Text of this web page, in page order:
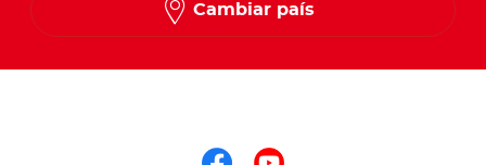
Cambiar país